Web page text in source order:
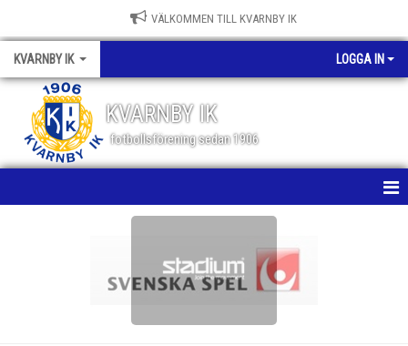
VÄLKOMMEN TILL KVARNBY IK
KVARNBY IK LOGGA IN
KVARNBY IK
fotbollsförening sedan 1906